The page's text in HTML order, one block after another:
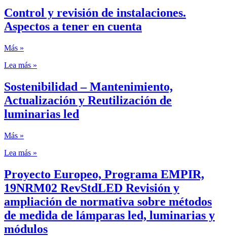
Control y revisión de instalaciones.
Aspectos a tener en cuenta
Más »
Lea más »
Sostenibilidad – Mantenimiento,
Actualización y Reutilización de
luminarias led
Más »
Lea más »
Proyecto Europeo, Programa EMPIR,
19NRM02 RevStdLED Revisión y
ampliación de normativa sobre métodos
de medida de lámparas led, luminarias y
módulos